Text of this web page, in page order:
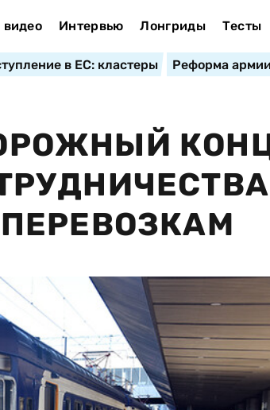
Интервью Лонгриды Тесты
в ЕС: кластеры Реформа армии